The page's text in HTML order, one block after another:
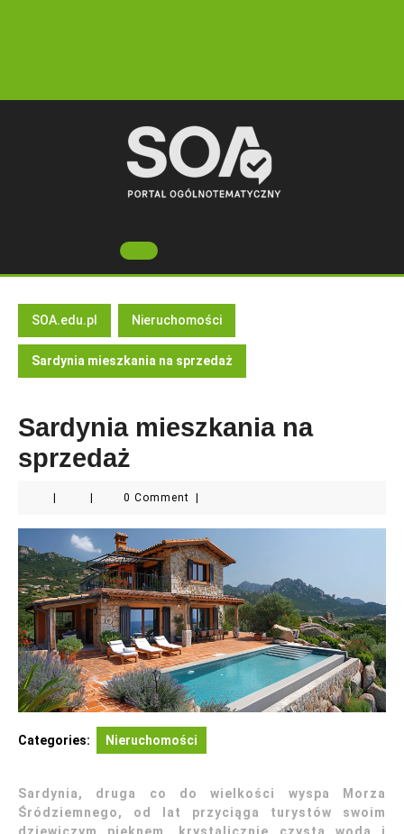
Open
Button
SOA.edu.pl Nieruchomości
Sardynia mieszkania na sprzedaż
Sardynia mieszkania na
sprzedaż
0 Comment
Categories: Nieruchomości
Sardynia, druga co do wielkości wyspa Morza
Śródziemnego, od lat przyciąga turystów swoim